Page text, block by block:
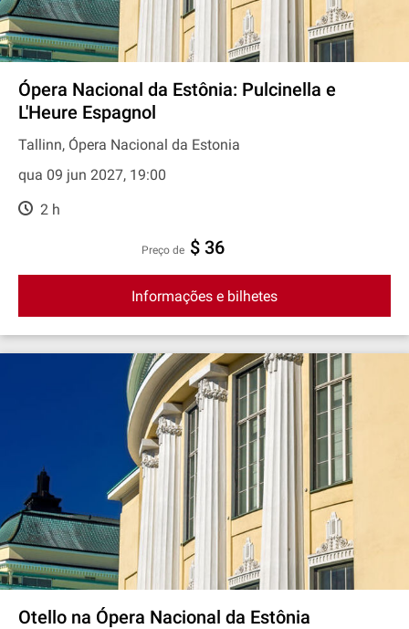
Ópera Nacional da Estônia: Pulcinella e
L'Heure Espagnol
Tallinn, Ópera Nacional da Estonia
qua 09 jun 2027, 19:00
2 h
preço de $ 36
Informações e bilhetes
Otello na Ópera Nacional da Estônia